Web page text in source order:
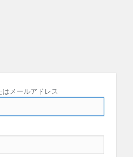
メールアドレス